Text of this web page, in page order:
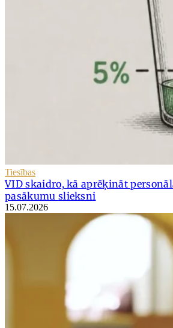
Tiesības
VID skaidro, kā aprēķināt
pasākumu slieksni
15.07.2026